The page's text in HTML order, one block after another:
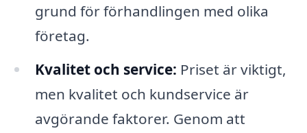
grund för förhandlingen med olika
företag.
Kvalitet och service: Priset är viktigt,
men kvalitet och kundservice är
avgörande faktorer. Genom att